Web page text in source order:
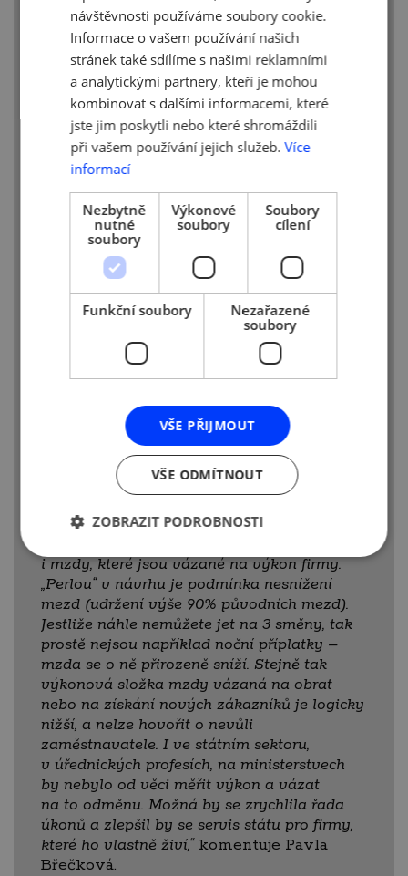
důvodu odpustit pojistné jen firmám, které
krize prakticky nepostihla, tak návrh vůbec
nereflektuje podnikovou praxi,“ dodává
k tomu místopředsedkyně AMSP ČR
Pavla Břečková.
Je zásadní, aby se pro účely srovnání
počtu zaměstnanců v březnu a červnu
neuvažovali ti, kteří například pobírají
nemocenské dávky nebo odejdou
na mateřskou. Když např. ve firmě s 9
zaměstnanci odejde jeden do důchodu
nebo z vlastní vůle, tak již firma
na odpuštění pojistného nedosáhne.
Statistika velkých čísel v segmentu
malých a středních firem nefunguje.
Dalším sporným kritériem je, že nesměly
o více než 10 % poklesnout mzdy.
Kompromisním návrhem prosazujeme
akceptaci poklesu alespoň o 20 %, ačkoli
i to je pro firmu v útlumu velkým
problémem.„Paní ministryně Maláčová
evidentně nechápe, že firmy mohou vyplácet
jen tolik, kolik vydělají. Jinými slovy,
průměrná mzda vyšší než v privátním, firmy
i mzdy, které jsou vázané na výkon firmy.
„Perlou“ v návrhu je podmínka nesnížení
mezd (udržení výše 90% původních mezd).
Jestliže náhle nemůžete jet na 3 směny, tak
prostě nejsou například noční příplatky –
mzda se o ně přirozeně sníží. Stejně tak
výkonová složka mzdy vázaná na obrat
nebo na získání nových zákazníků je logicky
nižší, a nelze hovořit o nevůli
zaměstnavatele. I ve státním sektoru,
v úřednických profesích, na ministerstvech
by nebylo od věci měřit výkon a vázat
na to odměnu. Možná by se zrychlila řada
úkonů a zlepšil by se servis státu pro firmy,
které ho vlastně živí,“ komentuje Pavla
Břečková.
návštěvnosti používáme soubory cookie.
Informace o vašem používání našich
stránek také sdílíme s našimi reklamními
a analytickými partnery, kteří je mohou
kombinovat s dalšími informacemi, které
jste jim poskytli nebo které shromáždili
při vašem používání jejich služeb. Více
informací
Nezbytně
nutné
soubory
Výkonové
soubory
Soubory
cílení
Funkční soubory
Nezařazené
soubory
VŠE PŘIJMOUT
VŠE ODMÍTNOUT
ZOBRAZIT PODROBNOSTI